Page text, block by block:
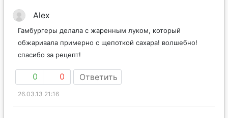
Alex
Гамбургеры делала с жаренным луком, который
обжаривала примерно с щепоткой сахара! волшебно!
спасибо за рецепт!
0 0 Ответить
26.03.13 21:16